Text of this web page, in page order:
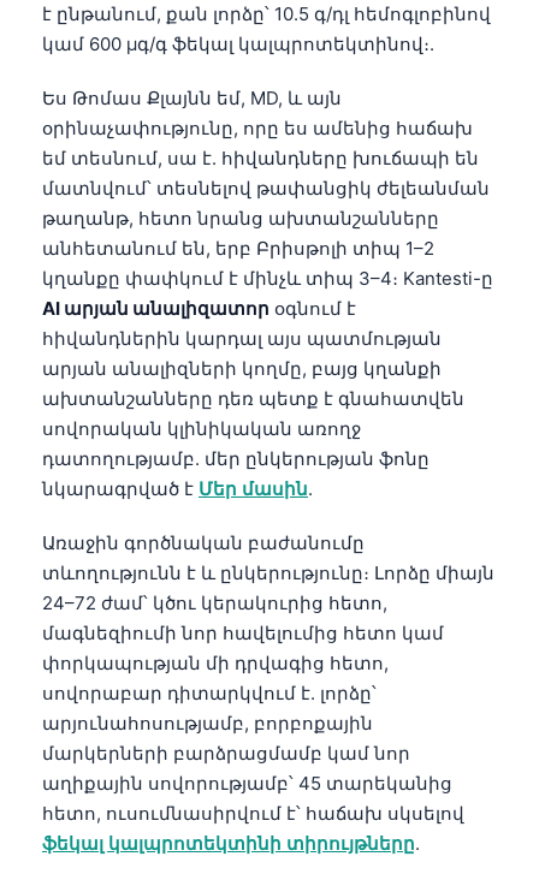
է ընթանում, քան լորձը՝ 10.5 գ/դլ հեմոգլոբինով
կամ 600 µգ/գ ֆեկալ կալպրոտեկտինով։.
Ես Թոմաս Քլայնն եմ, MD, և այն
օրինաչափությունը, որը ես ամենից հաճախ
եմ տեսնում, սա է. հիվանդները խուճապի են
մատնվում՝ տեսնելով թափանցիկ ժելեանման
թաղանթ, հետո նրանց ախտանշանները
անհետանում են, երբ Բրիսթոլի տիպ 1–2
կղանքը փափկում է մինչև տիպ 3–4։ Kantesti-ը
AI արյան անալիզատոր օգնում է
հիվանդներին կարդալ այս պատմության
արյան անալիզների կողմը, բայց կղանքի
ախտանշանները դեռ պետք է գնահատվեն
սովորական կլինիկական առողջ
դատողությամբ. մեր ընկերության ֆոնը
նկարագրված է Մեր մասին.
Առաջին գործնական բաժանումը
տևողությունն է և ընկերությունը։ Լորձը միայն
24–72 ժամ՝ կծու կերակուրից հետո,
մագնեզիումի նոր հավելումից հետո կամ
փորկապության մի դրվագից հետո,
սովորաբար դիտարկվում է. լորձը՝
արյունահոսությամբ, բորբոքային
մարկերների բարձրացմամբ կամ նոր
աղիքային սովորությամբ՝ 45 տարեկանից
հետո, ուսումնասիրվում է՝ հաճախ սկսելով
ֆեկալ կալպրոտեկտինի տիրույթները.